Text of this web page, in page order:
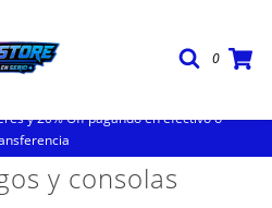
0
y 20% Off pagando en efectivo o
y consolas